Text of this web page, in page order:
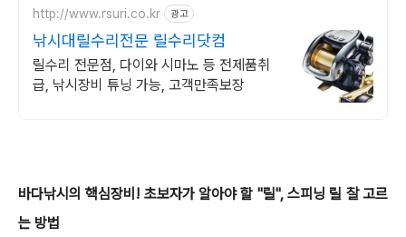
http://www.rsuri.co.kr 광고
낚시대릴수리전문 릴수리닷컴
릴수리 전문점, 다이와 시마노 등 전제품취
급, 낚시장비 튜닝 가능, 고객만족보장
바다낚시의 핵심장비! 초보자가 알아야 할 "릴", 스피닝 릴 잘 고르
는 방법